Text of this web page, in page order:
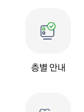
층별 안내